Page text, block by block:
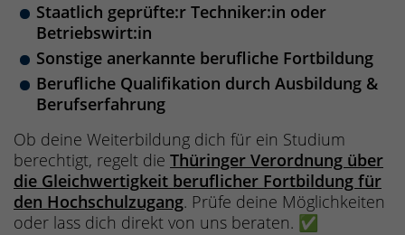
Staatlich geprüfte:r Techniker:in oder
Betriebswirt:in
Sonstige anerkannte berufliche Fortbildung
Berufliche Qualifikation durch Ausbildung &
Berufserfahrung
Ob deine Weiterbildung dich für ein Studium
berechtigt, regelt die Thüringer Verordnung über
die Gleichwertigkeit beruflicher Fortbildung für
den Hochschulzugang. Prüfe deine Möglichkeiten
oder lass dich direkt von uns beraten. ✅